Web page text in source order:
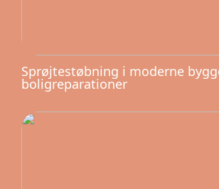
Sprøjtestøbning i moderne
boligreparationer